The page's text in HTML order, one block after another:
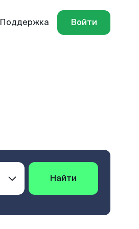
Поддержка Войти
Найти